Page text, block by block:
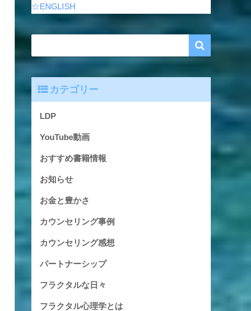
☆ENGLISH
カテゴリー
LDP
YouTube動画
おすすめ書籍情報
お知らせ
お金と豊かさ
カウンセリング事例
カウンセリング感想
パートナーシップ
フラクタルな日々
フラクタル心理学とは